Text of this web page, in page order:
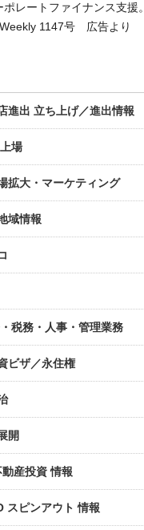
レートファイナンス支援。
1147号 広告より
進出 立ち上げ／進出情報
場
拡大・マーケティング
域情報
税務・人事・管理業務
ビザ／永住権
開
産投資 情報
スピンアウト 情報